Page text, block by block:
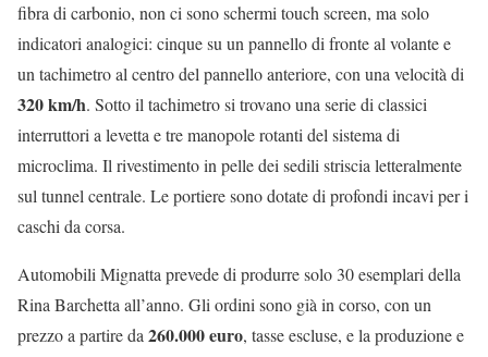
fibra di carbonio, non ci sono schermi touch screen, ma solo
indicatori analogici: cinque su un pannello di fronte al volante e
un tachimetro al centro del pannello anteriore, con una velocità di
320 km/h. Sotto il tachimetro si trovano una serie di classici
interruttori a levetta e tre manopole rotanti del sistema di
microclima. Il rivestimento in pelle dei sedili striscia letteralmente
sul tunnel centrale. Le portiere sono dotate di profondi incavi per i
caschi da corsa.
Automobili Mignatta prevede di produrre solo 30 esemplari della
Rina Barchetta all’anno. Gli ordini sono già in corso, con un
prezzo a partire da260.000 euro, tasse escluse, e la produzione e